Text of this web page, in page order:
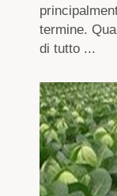
termine.
di tutto ...